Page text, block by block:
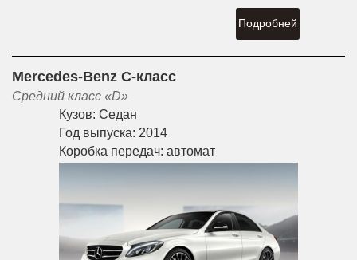
Подробней
Mercedes-Benz C-класс
Средний класс «D»
Кузов: Седан
Год выпуска: 2014
Коробка передач: автомат